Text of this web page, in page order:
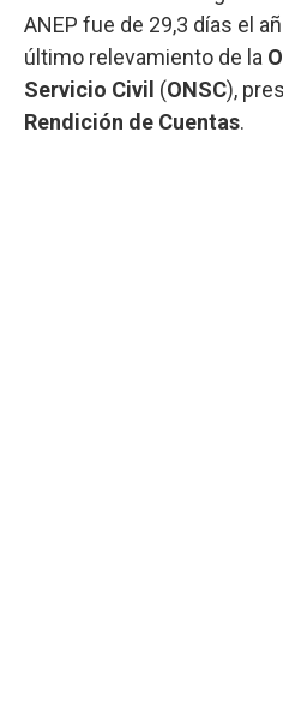
ANEP fue de 29,3 días el
último relevamiento de la
Servicio Civil (ONSC),
Rendición de Cuentas.